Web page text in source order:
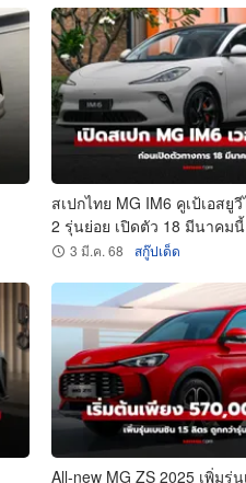
สเปกไทย MG IM6 คูเป้เอสยู
2 รุ่นย่อย เปิดตัว 18 มีนาคมนี้
3 มี.ค. 68 สกู๊ปเด็ด
All-new MG ZS 2025 เพิ่มรุ่